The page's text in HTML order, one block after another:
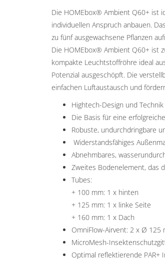
Die HOMEbox® Ambient Q60+ ist
individuellen Anspruch anbauen.
zu fünf ausgewachsene Pflanzen
Die HOMEbox® Ambient Q60+ ist
kompakte Leuchtstoffröhre ideal
Potenzial ausgeschöpft. Die
einfachen Luftaustausch und
Hightech-Design und
Die Basis für eine
Robuste, undurchdringbare
Widerstandsfähiges
Abnehmbares,
Zweites Bodenelement, das
Tubes:
+ 100 mm: 1 x hinten
+ 125 mm: 1 x linke Seite
+ 160 mm: 1 x Dach
OmniFlow-Airvent: 2 x Ø 125
MicroMesh-
Optimal reflektierende